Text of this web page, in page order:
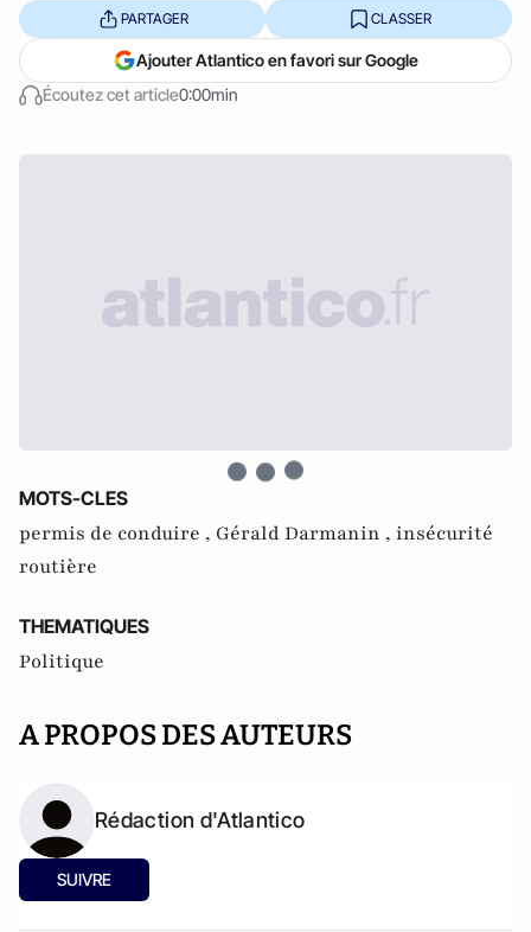
Écoutez cet article0:00min
PARTAGER CLASSER
Ajouter Atlantico en favori sur Google
MOTS-CLES
permis de conduire , Gérald Darmanin , insécurité
routière
THEMATIQUES
Politique
A PROPOS DES AUTEURS
Rédaction d'Atlantico
SUIVRE